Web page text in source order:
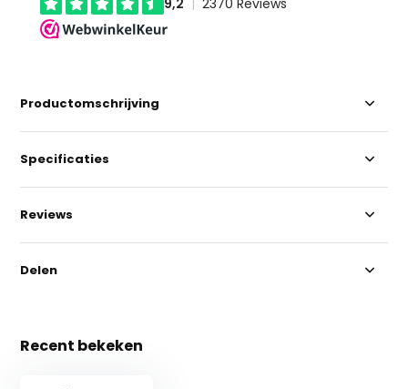
Productomschrijving
Specificaties
Reviews
Delen
Recent bekeken